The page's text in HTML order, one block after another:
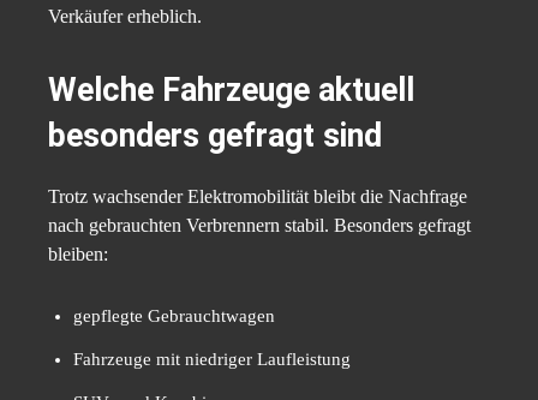
Verkäufer erheblich.
Welche Fahrzeuge aktuell
besonders gefragt sind
Trotz wachsender Elektromobilität bleibt die Nachfrage
nach gebrauchten Verbrennern stabil. Besonders gefragt
bleiben:
gepflegte Gebrauchtwagen
Fahrzeuge mit niedriger Laufleistung